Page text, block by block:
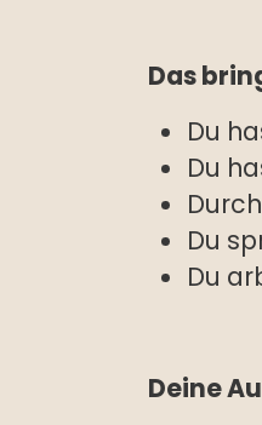
Das
Du
Du
Du
Du
Deine